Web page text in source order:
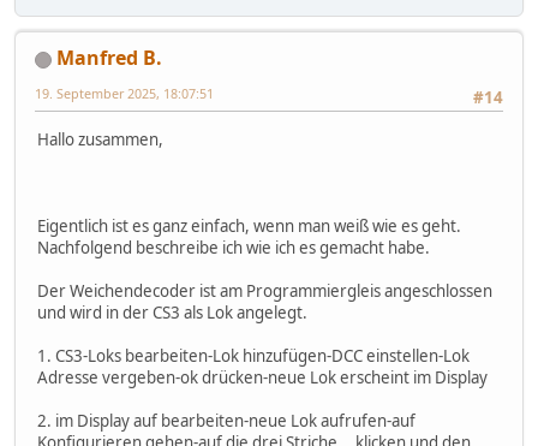
Manfred B.
#14
19. September 2025, 18:07:51
Hallo zusammen,
Eigentlich ist es ganz einfach, wenn man weiß wie es geht.
Nachfolgend beschreibe ich wie ich es gemacht habe.
Der Weichendecoder ist am Programmiergleis angeschlossen
und wird in der CS3 als Lok angelegt.
1. CS3-Loks bearbeiten-Lok hinzufügen-DCC einstellen-Lok
Adresse vergeben-ok drücken-neue Lok erscheint im Display
2. im Display auf bearbeiten-neue Lok aufrufen-auf